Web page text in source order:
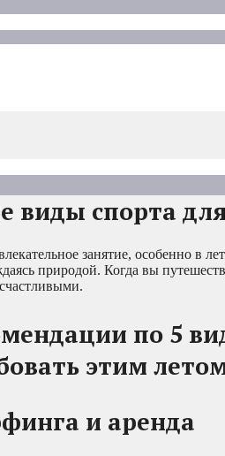
виды спорта
занятие, особенно в
природой. Когда вы
по 5
этим
и аренда